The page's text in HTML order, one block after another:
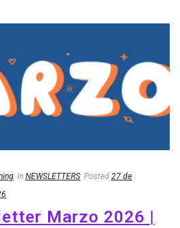
In NEWSLETTERS Posted 27 de
Marzo 2026 |